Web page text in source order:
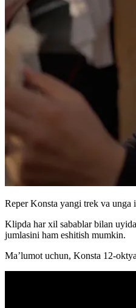
Reper Konsta yangi trek va
Klipda har xil sabablar bilan
jumlasini ham eshitish mumkin.
Ma’lumot uchun, Konsta 12-